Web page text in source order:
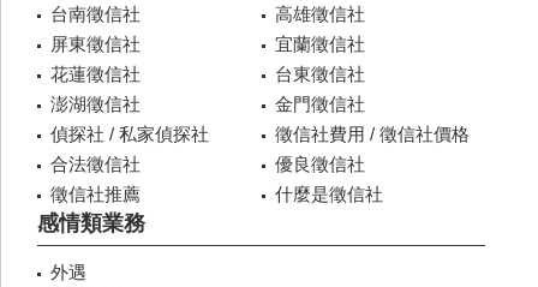
台南徵信社
高雄徵信社
屏東徵信社
宜蘭徵信社
花蓮徵信社
台東徵信社
澎湖徵信社
金門徵信社
偵探社 / 私家偵探社
徵信社費用 / 徵信社價格
合法徵信社
優良徵信社
徵信社推薦
什麼是徵信社
感情類業務
外遇